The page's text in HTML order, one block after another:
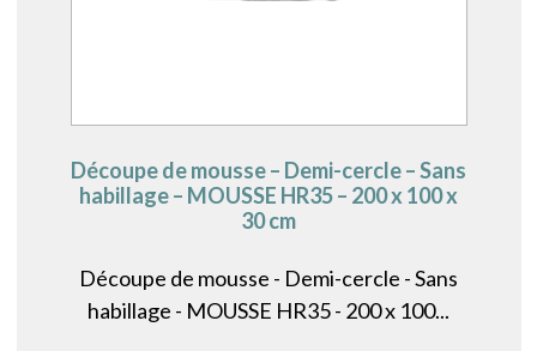
Découpe de mousse – Demi-cercle – Sans
habillage – MOUSSE HR35 – 200 x 100 x
30 cm
Découpe de mousse - Demi-cercle - Sans
habillage - MOUSSE HR35 - 200 x 100...